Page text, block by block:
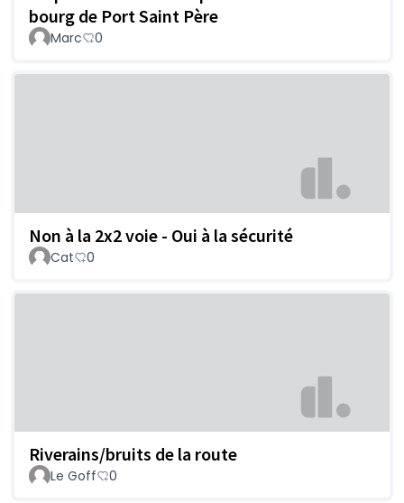
bourg de Port Saint Père
Marc 0
Non à la 2x2 voie - Oui à la sécurité
Cat 0
Riverains/bruits de la route
Le Goff 0